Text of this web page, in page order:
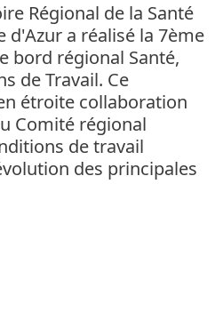
Régional de la Santé
d'Azur a réalisé la 7ème
bord régional Santé,
de Travail. Ce
étroite collaboration
Comité régional
de travail
des principales